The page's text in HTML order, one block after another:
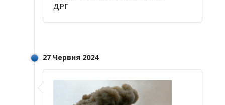
ДРГ
27 Червня 2024